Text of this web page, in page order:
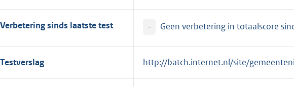
Verbetering sinds laatste test - Geen verbetering in totaalscore
Testverslag
E
x
http://batch.internet.nl/site/